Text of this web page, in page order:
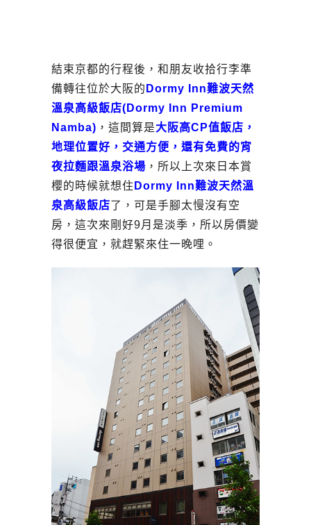
結束京都的行程後，和朋友收拾行李準
備轉往位於大阪的 Dormy Inn難波天然
溫泉高級飯店(Dormy Inn Premium
Namba) ，這間算是大阪高CP值飯店，
地理位置好，交通方便，還有免費的宵
夜拉麵跟溫泉浴場 ，所以上次來日本賞
櫻的時候就想住 Dormy Inn難波天然溫
泉高級飯店了，可是手腳太慢沒有空
房，這次來剛好9月是淡季，所以房價變
得很便宜，就趕緊來住一晚哩。